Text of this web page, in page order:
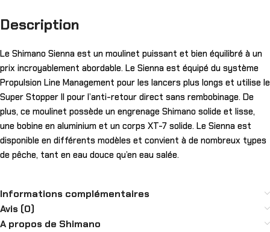
Description
Le Shimano Sienna est un moulinet puissant et bien équilibré à un
prix incroyablement abordable. Le Sienna est équipé du système
Propulsion Line Management pour les lancers plus longs et utilise le
Super Stopper II pour l’anti-retour direct sans rembobinage. De
plus, ce moulinet possède un engrenage Shimano solide et lisse,
une bobine en aluminium et un corps XT-7 solide. Le Sienna est
disponible en différents modèles et convient à de nombreux types
de pêche, tant en eau douce qu’en eau salée.
Informations complémentaires
Avis (0)
A propos de Shimano